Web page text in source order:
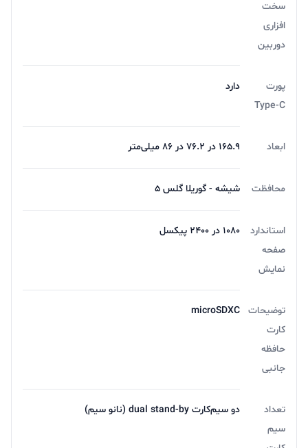
فوکوس خودکار مبتنی بر تشخیص فاز هم همراه شده و
می‌تواند تصاویری با کیفیت بالا را ثبت کند. در بخش پشتی،
مگاپیکسلی ماکرو هم تعبیه شده است تا در شرایط مختلف،
سراغ آنها بروید. سلفی‌بازان هم می‌توانند روی دوربین جلویی
علاوه بر امکان‌پذیر کردن استفاده از گوشی در طولانی‌مدت،
آپدیت‌های نرم‌افزاری مختلف را نیز دریافت کنند. از دیگر
سخت
افزاری
دوربین
پورت
Type-C
دارد
ابعاد 165.9 در 76.2 در 86 میلی‌متر
محافظت شیشه - گوریلا گلس 5
استاندارد
صفحه
نمایش
1080 در 2400 پیکسل
توضیحات
کارت
حافظه
جانبی
microSDXC
تعداد
سیم
دو سیم‌کارت dual stand-by (نانو سیم)